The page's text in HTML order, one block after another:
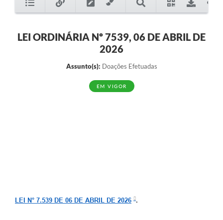
LEI ORDINÁRIA Nº 7539, 06 DE ABRIL DE
2026
Assunto(s): Doações Efetuadas
EM VIGOR
LEI N° 7.539 DE 06 DE ABRIL DE 2026 .